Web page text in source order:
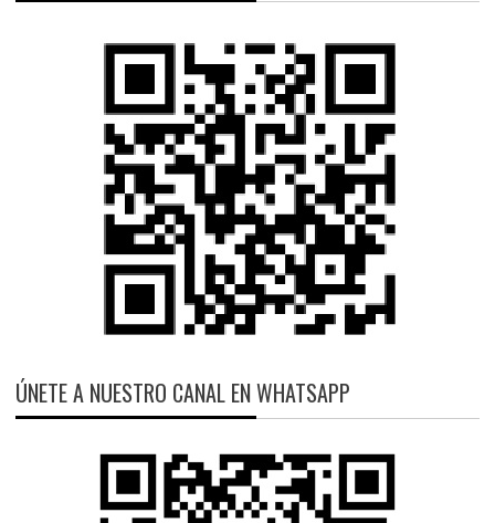
ÚNETE A NUESTRO CANAL EN WHATSAPP